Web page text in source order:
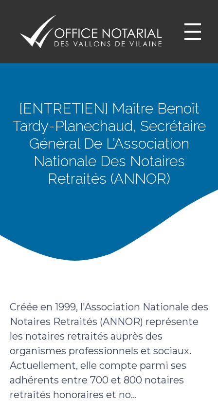
[ENTRETIEN] Maître Benoît
Tardy-Planechaud, Secrétaire
Général De L’Association
Nationale Des Notaires
Retraités (ANNOR)
Créée en 1999, l'Association Nationale des
Notaires Retraités (ANNOR) représente
les notaires retraités auprès des
organismes professionnels et sociaux.
Actuellement, elle compte parmi ses
adhérents entre 700 et 800 notaires
retraités honoraires et no...